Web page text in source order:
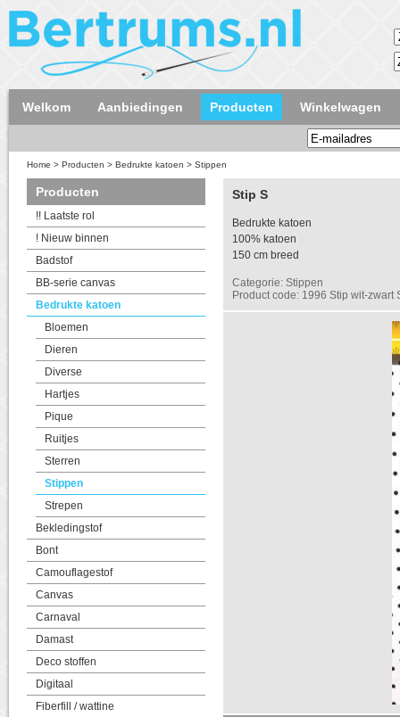
Welkom Aanbiedingen Producten Winkelwagen
Home > Producten > Bedrukte katoen > Stippen
Producten
!! Laatste rol
! Nieuw binnen
Badstof
BB-serie canvas
Bedrukte katoen
Bloemen
Dieren
Diverse
Hartjes
Pique
Ruitjes
Sterren
Stippen
Strepen
Bekledingstof
Bont
Camouflagestof
Canvas
Carnaval
Damast
Deco stoffen
Digitaal
Fiberfill / wattine
Stip S
Bedrukte katoen
100% katoen
150 cm breed
Categorie: Stippen
Product code: 1996 Stip wit-zwart